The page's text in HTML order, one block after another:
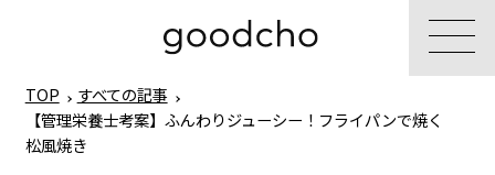
TOP
すべての記事
【管理栄養士考案】ふんわりジューシー！フライパンで焼く
松風焼き